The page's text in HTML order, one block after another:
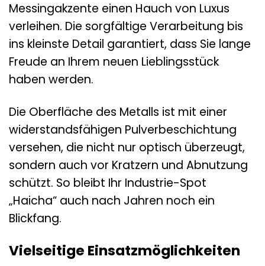
Messingakzente einen Hauch von Luxus
verleihen. Die sorgfältige Verarbeitung bis
ins kleinste Detail garantiert, dass Sie lange
Freude an Ihrem neuen Lieblingsstück
haben werden.
Die Oberfläche des Metalls ist mit einer
widerstandsfähigen Pulverbeschichtung
versehen, die nicht nur optisch überzeugt,
sondern auch vor Kratzern und Abnutzung
schützt. So bleibt Ihr Industrie-Spot
„Haicha“ auch nach Jahren noch ein
Blickfang.
Vielseitige Einsatzmöglichkeiten